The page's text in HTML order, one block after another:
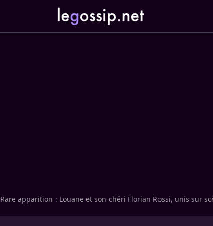
Rare apparition : Louane et son chéri Florian Rossi, unis sur